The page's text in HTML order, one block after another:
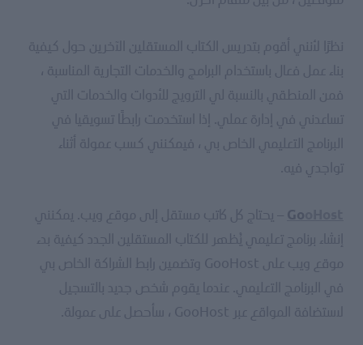
نظرًا لأنني أقوم بتدريس الكتاب المستقلين الآخرين حول كيفية
بناء عمل فعال باستخدام البرامج والخدمات التجارية المناسبة ،
فمن المنطقي بالنسبة لي الترويج للأدوات والخدمات التي
تساعدني في إدارة عملي. إذا استخدمت رابطًا تسويقيا في
البرنامج التعليمي الخاص بي ، فيمكنني كسب عمولة أثناء
تواجدي فيه.
Go – يحتاج كل كاتب مستقل إلى موقع ويب. يمكنني
إنشاء برنامج تعليمي يُظهر للكتاب المستقلين الجدد كيفية بدء
موقع ويب على GooHost وتضمين رابط الشراكة الخاص بي
في البرنامج التعليمي. عندما يقوم شخص جديد بالتسجيل
لاستضافة المواقع عبر GooHost ، سأحصل على عمولة.